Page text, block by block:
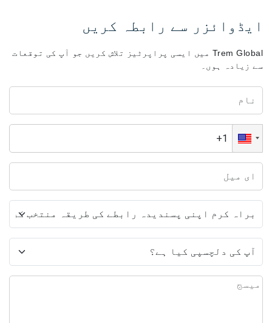
ایڈوائزر سے رابطہ کریں
Trem Global میں ایسی پراپرٹیز تلاش کریں جو آپ کی توقعات
سے زیادہ ہوں۔